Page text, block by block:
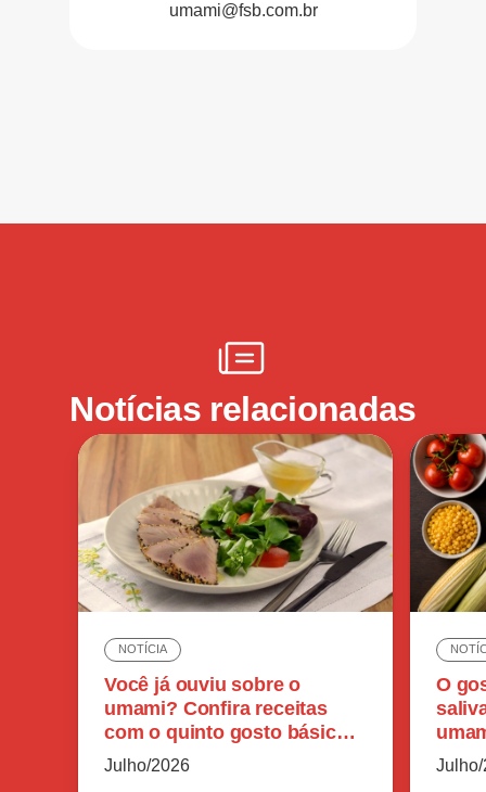
umami@fsb.com.br
Notícias relacionadas
NOTÍCIA
Você já ouviu sobre o
umami? Confira receitas
com o quinto gosto básico
do paladar humano
Julho/2026
O